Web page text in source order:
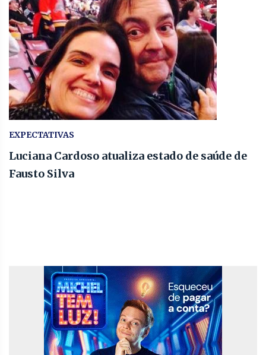
EXPECTATIVAS
Luciana Cardoso atualiza estado de saúde de
Fausto Silva